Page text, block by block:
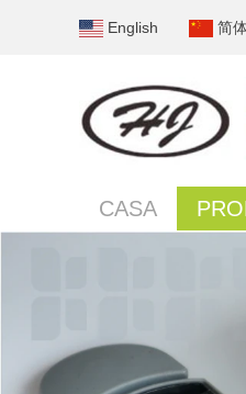
English 简
CASA